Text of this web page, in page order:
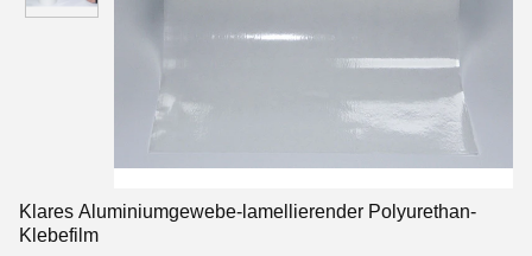
Klares Aluminiumgewebe-lamellierender Polyurethan-
Klebefilm